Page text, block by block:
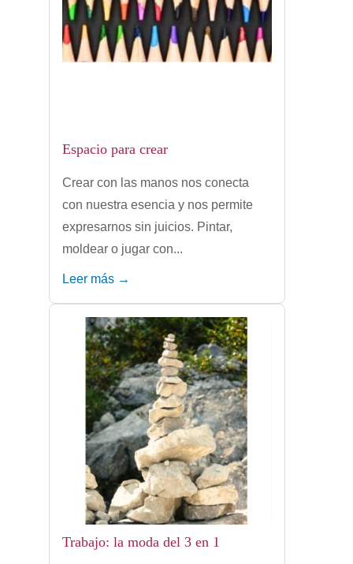
Espacio para crear
Crear con las manos nos conecta
con nuestra esencia y nos permite
expresarnos sin juicios. Pintar,
moldear o jugar con...
Leer más →
Trabajo: la moda del 3 en 1